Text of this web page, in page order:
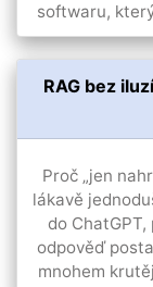
softwaru,
RAG bez
Proč „jen
lákavě
do
odpověď
mnohem